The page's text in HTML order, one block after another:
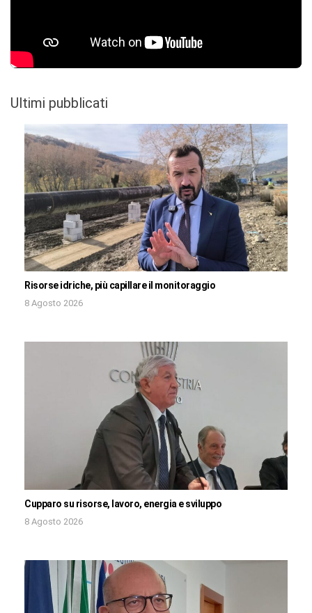
Ultimi pubblicati
Risorse idriche, più capillare il monitoraggio
8 Agosto 2026
Cupparo su risorse, lavoro, energia e sviluppo
8 Agosto 2026